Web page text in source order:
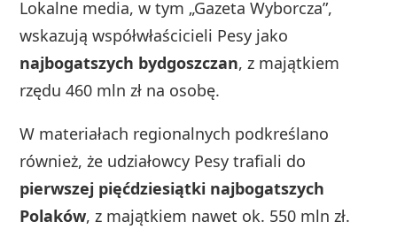
Lokalne media, w tym „Gazeta Wyborcza”,
wskazują współwłaścicieli Pesy jako
najbogatszych bydgoszczan, z majątkiem
rzędu 460 mln zł na osobę.
W materiałach regionalnych podkreślano
również, że udziałowcy Pesy trafiali do
pierwszej pięćdziesiątki najbogatszych
Polaków, z majątkiem nawet ok. 550 mln zł.